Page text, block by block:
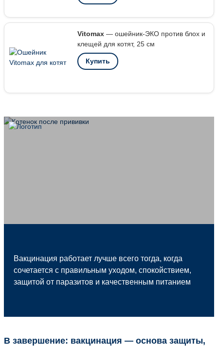
Vitomax— ошейник-ЭКО против блох и
клещей для котят, 25 см
Купить
Вакцинация работает лучше всего тогда, когда
сочетается с правильным уходом, спокойствием,
защитой от паразитов и качественным питанием
В завершение: вакцинация — основа защиты,